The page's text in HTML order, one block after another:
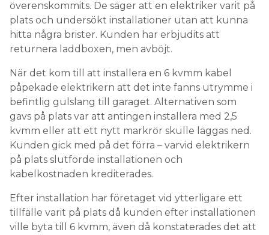
överenskommits. De säger att en elektriker varit på
plats och undersökt installationer utan att kunna
hitta några brister. Kunden har erbjudits att
returnera laddboxen, men avböjt.
När det kom till att installera en 6 kvmm kabel
påpekade elektrikern att det inte fanns utrymme i
befintlig gulslang till garaget. Alternativen som
gavs på plats var att antingen installera med 2,5
kvmm eller att ett nytt markrör skulle läggas ned.
Kunden gick med på det förra – varvid elektrikern
på plats slutförde installationen och
kabelkostnaden krediterades.
Efter installation har företaget vid ytterligare ett
tillfälle varit på plats då kunden efter installationen
ville byta till 6 kvmm, även då konstaterades det att